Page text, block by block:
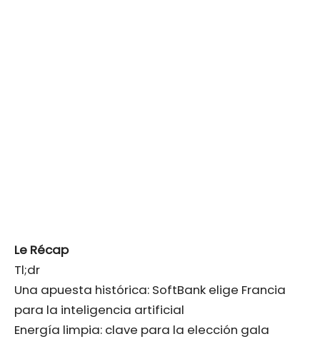
Le Récap
Tl;dr
Una apuesta histórica: SoftBank elige Francia
para la inteligencia artificial
Energía limpia: clave para la elección gala